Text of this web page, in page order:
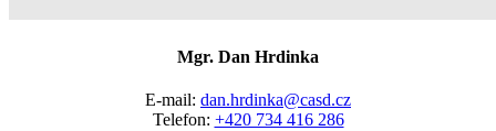
Mgr. Dan Hrdinka
E-mail: dan.hrdinka@casd.cz
Telefon: +420 734 416 286